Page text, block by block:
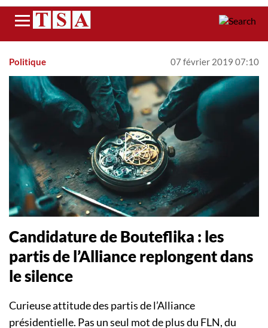
Menu
Politique 07 février 2019 07:10
Candidature de Bouteflika : les
partis de l’Alliance replongent dans
le silence
Curieuse attitude des partis de l’Alliance
présidentielle. Pas un seul mot de plus du FLN, du